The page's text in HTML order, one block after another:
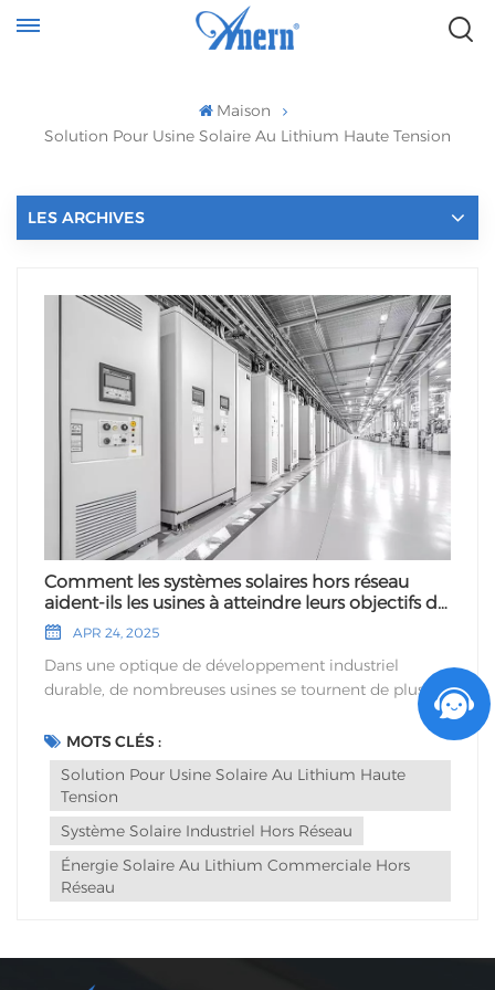
Maison
Solution Pour Usine Solaire Au Lithium Haute Tension
LES ARCHIVES
Comment les systèmes solaires hors réseau
aident-ils les usines à atteindre leurs objectifs de
développement durable sans dépendre du
réseau électrique ?
APR 24, 2025
Dans une optique de développement industriel
durable, de nombreuses usines se tournent de plus en
réduire leur impact environnemental et atteindre
l'indépendance énergétique. Contrairement aux
installations traditionnelles raccordées au réseau, les
systèmes solaires autonomes constituent une source
fiable d'énergie renouvelable, répondant aux objectifs
environnementaux et garantissant une efficacité
opérationnelle à long terme.Atteindre l'indépendance
énergétique grâce aux systèmes solaires hors
système est spécifiquement conçu pour fournir de
l'énergie indépendamment du réseau électrique
MOTS CLÉS :
Solution Pour Usine Solaire Au Lithium Haute
Tension
Système Solaire Industriel Hors Réseau
Énergie Solaire Au Lithium Commerciale Hors
Réseau